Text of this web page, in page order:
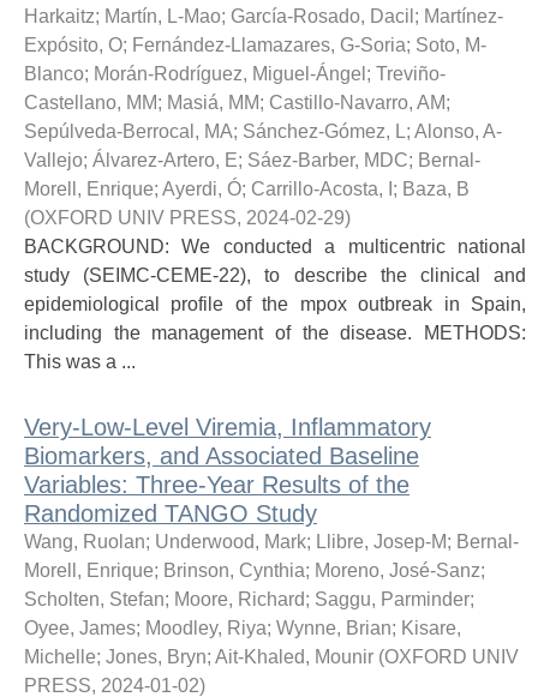
Harkaitz; Martín, L-Mao; García-Rosado, Dacil ; Martínez-
Expósito, O; Fernández-Llamazares, G-Soria; Soto, M-
Blanco; Morán-Rodríguez, Miguel-Ángel ; Treviño-
Castellano, MM; Masiá, MM; Castillo-Navarro, AM;
Sepúlveda-Berrocal, MA; Sánchez-Gómez, L; Alonso, A-
Vallejo; Álvarez-Artero, E; Sáez-Barber, MDC; Bernal-
Morell, Enrique; Ayerdi, Ó; Carrillo-Acosta, I ; Baza, B
(OXFORD UNIV PRESS, 2024-02-29)
BACKGROUND: We conducted a multicentric national
study (SEIMC-CEME-22), to describe the clinical and
epidemiological profile of the mpox outbreak in Spain,
including the management of the disease. METHODS:
This was a ...
Very-Low-Level Viremia, Inflammatory
Biomarkers, and Associated Baseline
Variables: Three-Year Results of the
Randomized TANGO Study
Wang, Ruolan; Underwood, Mark; Llibre, Josep-M; Bernal-
Morell, Enrique; Brinson, Cynthia; Moreno, José-Sanz;
Scholten, Stefan; Moore, Richard; Saggu, Parminder;
Oyee, James; Moodley, Riya; Wynne, Brian; Kisare,
Michelle; Jones, Bryn; Ait-Khaled, Mounir (OXFORD UNIV
PRESS, 2024-01-02)